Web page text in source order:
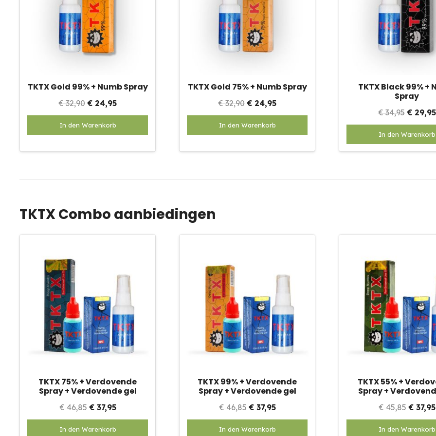
TKTX Gold 99% + Numb Spray
€32,90 Oorspronkelijke
prijs
was:
€ 24,95Huidige
prijs
In den Warenkorb
TKTX Gold 75% + Numb Spray
€32,90 Oorspronkelijke
prijs
was:
€ 24,95Huidige
prijs
In den Warenkorb
TKTX Black 99% +
Spray
€34,95
prijs
was:
€
€29,95
In den Warenkorb
TKTX Combo aanbiedingen
TKTX 75% + Verdovende
Spray + Verdovende gel
€46,85 Oorspronkelijke
prijs
was:
€37,95Huidige
prijs
is:
In den Warenkorb
TKTX 99% + Verdovende
Spray + Verdovende gel
€46,85 Oorspronkelijke
prijs
was:
€37,95Huidige
prijs
is:
In den Warenkorb
TKTX 55% +
Spray +
€45,85
prijs
was:
€37,95
In den Warenkorb